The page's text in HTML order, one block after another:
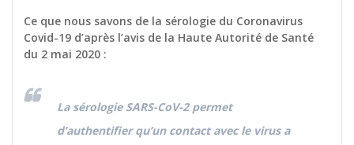
Ce que nous savons de la sérologie du Coronavirus
Covid-19 d’après l’avis de la Haute Autorité de Santé
du 2 mai 2020 :
La sérologie SARS-CoV-2 permet
d’authentifier qu’un contact avec le virus a